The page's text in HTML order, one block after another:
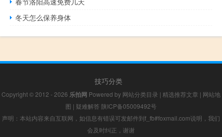
冬天怎么保养身体
技巧分类
Copyright © 2012 - 2026 乐拍网 Powered by 网站分类目录 | 精选推荐文章 | 网站地
图 | 疑难解答 陕ICP备05009492号
声明：本站内容来自互联网，如信息有错误可发邮件到f_fb#foxmail.com说明，我们
会及时纠正，谢谢